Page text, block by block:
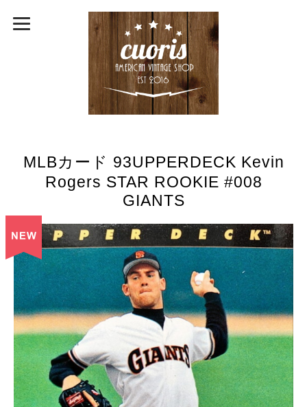
MLBカード 93UPPERDECK Kevin
Rogers STAR ROOKIE #008
GIANTS